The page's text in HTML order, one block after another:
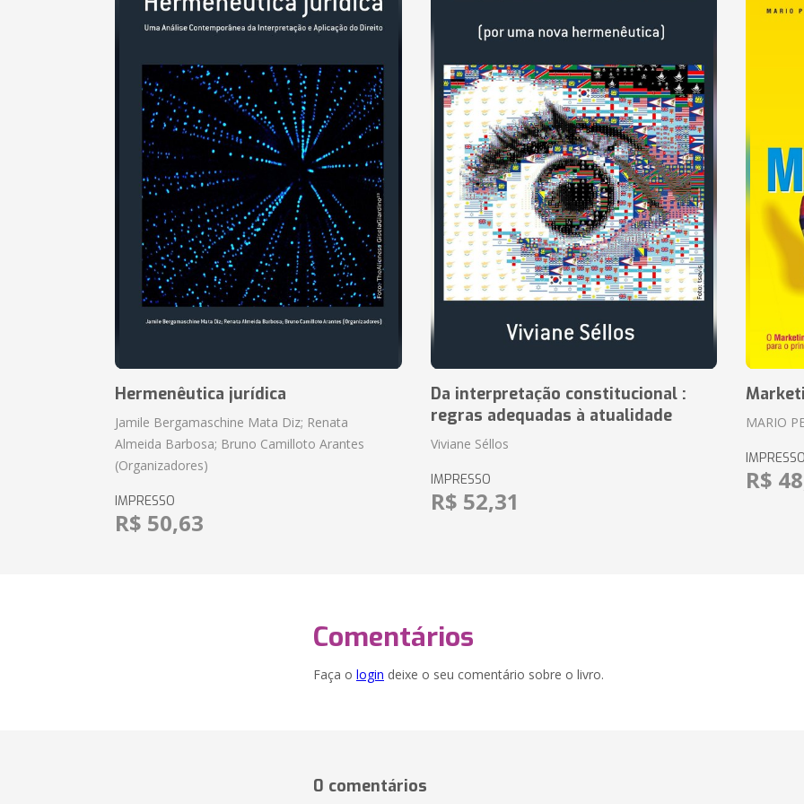
Hermenêutica jurídica
Jamile Bergamaschine Mata Diz; Renata
Almeida Barbosa; Bruno Camilloto Arantes
(Organizadores)
IMPRESSO
R$ 50,63
Da interpretação constitucional :
regras adequadas à atualidade
Viviane Séllos
IMPRESSO
R$ 52,31
MARIO
IMPRESSO
R$
Comentários
Faça o login deixe o seu comentário sobre o livro.
0 comentários